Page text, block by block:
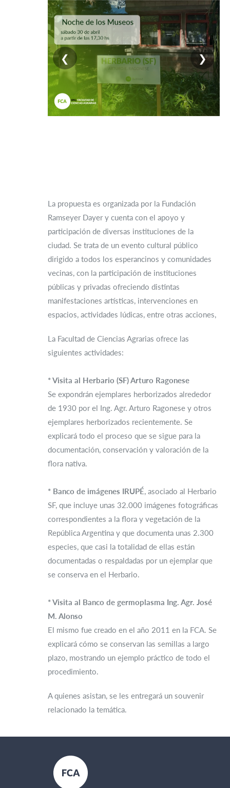
❮ ❯
La propuesta es organizada por la Fundación
Ramseyer Dayer y cuenta con el apoyo y
participación de diversas instituciones de la
ciudad. Se trata de un evento cultural público
dirigido a todos los esperancinos y comunidades
vecinas, con la participación de instituciones
públicas y privadas ofreciendo distintas
manifestaciones artísticas, intervenciones en
espacios, actividades lúdicas, entre otras acciones,
La Facultad de Ciencias Agrarias ofrece las
siguientes actividades:
* Visita al Herbario (SF) Arturo Ragonese
Se expondrán ejemplares herborizados alrededor
de 1930 por el Ing. Agr. Arturo Ragonese y otros
ejemplares herborizados recientemente. Se
explicará todo el proceso que se sigue para la
documentación, conservación y valoración de la
flora nativa.
* Banco de imágenes IRUPÉ, asociado al Herbario
SF, que incluye unas 32.000 imágenes fotográficas
correspondientes a la flora y vegetación de la
República Argentina y que documenta unas 2.300
especies, que casi la totalidad de ellas están
documentadas o respaldadas por un ejemplar que
se conserva en el Herbario.
* Visita al Banco de germoplasma Ing. Agr. José
M. Alonso
El mismo fue creado en el año 2011 en la FCA. Se
explicará cómo se conservan las semillas a largo
plazo, mostrando un ejemplo práctico de todo el
procedimiento.
A quienes asistan, se les entregará un souvenir
relacionado la temática.